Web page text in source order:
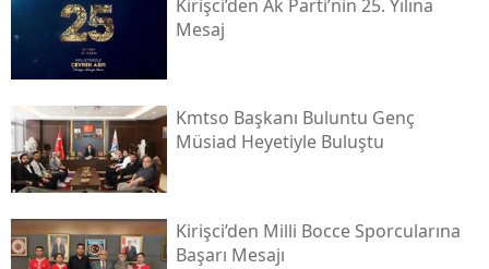
Kirişci’den Ak Parti’nin 25. Yılına
Mesaj
Kmtso Başkanı Buluntu Genç
Müsi̇ad Heyetiyle Buluştu
Kirişci’den Milli Bocce Sporcularına
Başarı Mesajı